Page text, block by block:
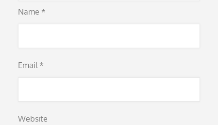
Name *
Email *
Website